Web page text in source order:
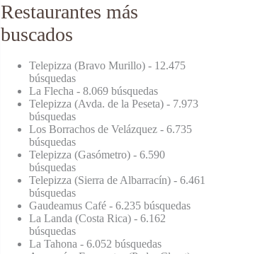
Restaurantes más
buscados
Telepizza (Bravo Murillo) - 12.475
búsquedas
La Flecha - 8.069 búsquedas
Telepizza (Avda. de la Peseta) - 7.973
búsquedas
Los Borrachos de Velázquez - 6.735
búsquedas
Telepizza (Gasómetro) - 6.590
búsquedas
Telepizza (Sierra de Albarracín) - 6.461
búsquedas
Gaudeamus Café - 6.235 búsquedas
La Landa (Costa Rica) - 6.162
búsquedas
La Tahona - 6.052 búsquedas